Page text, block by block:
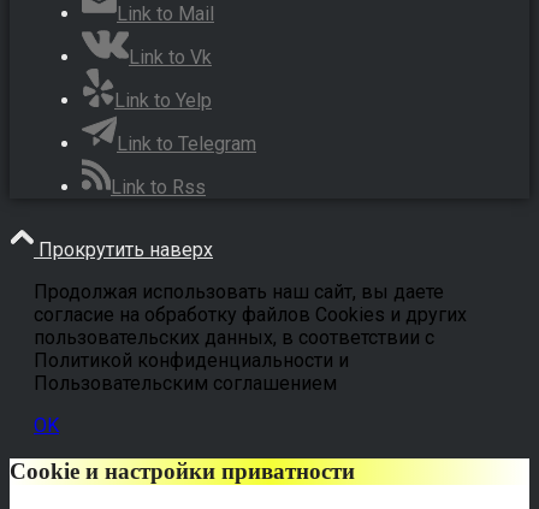
Link to Mail
Link to Vk
Link to Yelp
Link to Telegram
Link to Rss
Прокрутить наверх
Продолжая использовать наш сайт, вы даете
согласие на обработку файлов Cookies и других
пользовательских данных, в соответствии с
Политикой конфиденциальности и
Пользовательским соглашением
OK
Cookie и настройки приватности